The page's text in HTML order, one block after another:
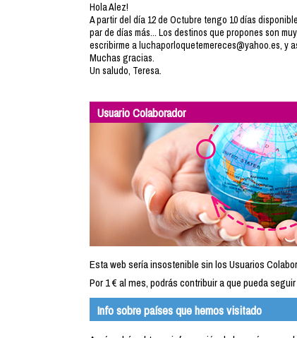
Hola Alez!
A partir del día 12 de Octubre tengo 10 días
par de días más... Los destinos que propones son
escribirme a luchaporloquetemereces@yahoo.es, y
Muchas gracias.
Un saludo, Teresa.
Usuario Colaborador
Esta web sería insostenible sin los Usuarios
Por 1 € al mes, podrás contribuir a que pueda
Info sobre países que hemos visitado